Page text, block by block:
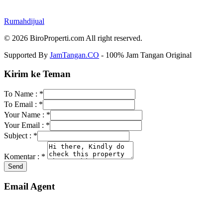
Rumahdijual
© 2026 BiroProperti.com All right reserved.
Supported By JamTangan.CO - 100% Jam Tangan Original
Kirim ke Teman
To Name : *
To Email : *
Your Name : *
Your Email : *
Subject : *
Komentar : *
Email Agent